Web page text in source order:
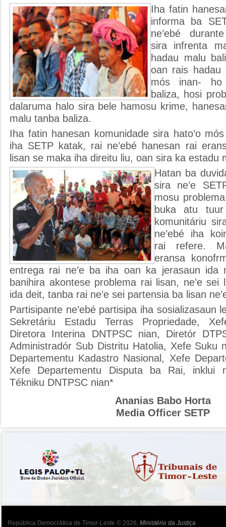
Iha fatin
informa ba
ne’ebé
sira infrenta
hadau malu
oan rais hadau
mós inan-
baliza, hosi
dalaruma halo sira bele hamosu krime,
malu tanba baliza.
Iha fatin hanesan komunidade sira hato’o
iha SETP katak, rai ne’ebé hanesan rai
lisan se maka iha direitu liu, oan sira ka estadu
Hatan ba
sira ne’e
mosu
buka atu
komunitáriu
ne’ebé iha
rai refere.
eransa
entrega rai ne’e ba iha oan ka jerasaun ida
banihira akontese problema rai lisan, ne’e sei
ida deit, tanba rai ne’e sei partensia ba lisan
Partisipante ne’ebé partisipa iha sosializasaun
Sekretáriu Estadu Terras Propriedade,
Diretora Interina DNTPSC nian, Diretór
Administradór Sub Distritu Hatolia, Xefe Suku
Departementu Kadastro Nasional, Xefe
Xefe Departementu Disputa ba Rai, inklui
Tékniku DNTPSC nian*
Ananias Babo Horta
Media Officer SETP
República Democrática de Timor-Leste © 2026, Ministério da Justiça